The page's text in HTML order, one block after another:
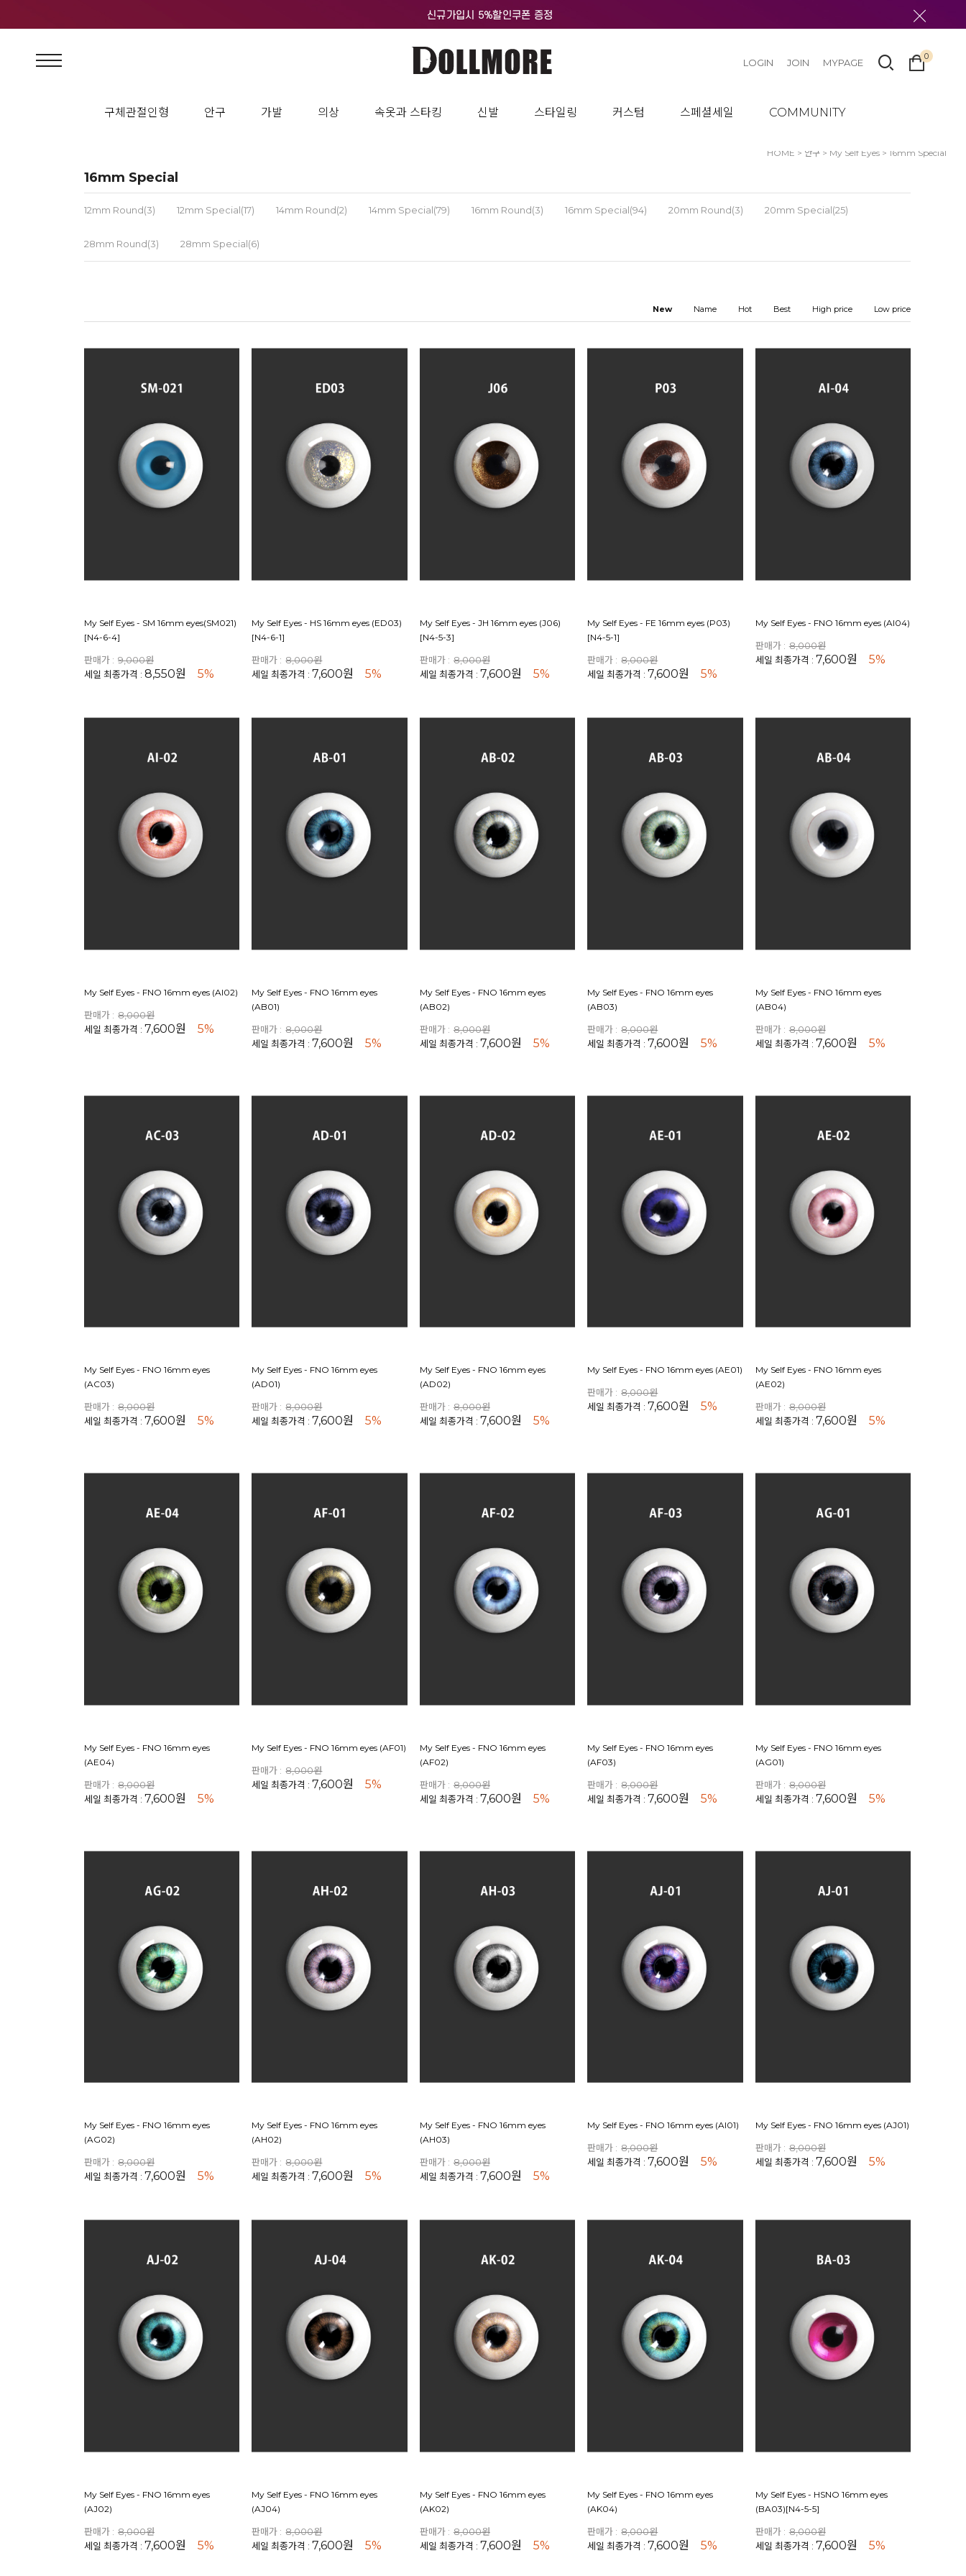
구체관절인형 안구 가발 의상 속옷과 스타킹 신발 스타일링 커스텀 스페셜세일 COMMUNITY
LOGIN JOIN MYPAGE
0
HOME > 안구 > My Self Eyes > 16mm Special
16mm Special
12mm Round(3) 12mm Special(17) 14mm Round(2) 14mm Special(79) 16mm Round(3) 16mm Special(94) 20mm Round(3) 20mm Special(25)
28mm Round(3) 28mm Special(6)
New Name Hot Best High price Low price
My Self Eyes - SM 16mm eyes(SM021)
[N4-6-4]
판매가 : 9,000원
세일 최종가격 : 8,550원 5%
My Self Eyes - HS 16mm eyes (ED03)
[N4-6-1]
판매가 : 8,000원
세일 최종가격 :7,600원 5%
My Self Eyes - JH 16mm eyes (J06)
[N4-5-3]
판매가 : 8,000원
세일 최종가격 : 7,600원 5%
My Self Eyes - FE 16mm eyes (P03)
[N4-5-1]
판매가 : 8,000원
세일 최종가격 :7,600원 5%
My Self Eyes - FNO 16mm eyes (AI04)
판매가 : 8,000원
세일 최종가격 : 7,600원 5%
My Self Eyes - FNO 16mm eyes (AI02)
판매가 : 8,000원
세일 최종가격 : 7,600원 5%
My Self Eyes - FNO 16mm eyes
(AB01)
판매가 : 8,000원
세일 최종가격 :7,600원 5%
My Self Eyes - FNO 16mm eyes
(AB02)
판매가 : 8,000원
세일 최종가격 : 7,600원 5%
My Self Eyes - FNO 16mm eyes
(AB03)
판매가 : 8,000원
세일 최종가격 :7,600원 5%
My Self Eyes - FNO 16mm eyes
(AB04)
판매가 : 8,000원
세일 최종가격 : 7,600원 5%
My Self Eyes - FNO 16mm eyes
(AC03)
판매가 : 8,000원
세일 최종가격 : 7,600원 5%
My Self Eyes - FNO 16mm eyes
(AD01)
판매가 : 8,000원
세일 최종가격 :7,600원 5%
My Self Eyes - FNO 16mm eyes
(AD02)
판매가 : 8,000원
세일 최종가격 : 7,600원 5%
My Self Eyes - FNO 16mm eyes (AE01)
판매가 : 8,000원
세일 최종가격 :7,600원 5%
My Self Eyes - FNO 16mm eyes
(AE02)
판매가 : 8,000원
세일 최종가격 : 7,600원 5%
My Self Eyes - FNO 16mm eyes
(AE04)
판매가 : 8,000원
세일 최종가격 : 7,600원 5%
My Self Eyes - FNO 16mm eyes (AF01)
판매가 : 8,000원
세일 최종가격 :7,600원 5%
My Self Eyes - FNO 16mm eyes
(AF02)
판매가 : 8,000원
세일 최종가격 : 7,600원 5%
My Self Eyes - FNO 16mm eyes
(AF03)
판매가 : 8,000원
세일 최종가격 :7,600원 5%
My Self Eyes - FNO 16mm eyes
(AG01)
판매가 : 8,000원
세일 최종가격 : 7,600원 5%
My Self Eyes - FNO 16mm eyes
(AG02)
판매가 : 8,000원
세일 최종가격 : 7,600원 5%
My Self Eyes - FNO 16mm eyes
(AH02)
판매가 : 8,000원
세일 최종가격 :7,600원 5%
My Self Eyes - FNO 16mm eyes
(AH03)
판매가 : 8,000원
세일 최종가격 : 7,600원 5%
My Self Eyes - FNO 16mm eyes (AI01)
판매가 : 8,000원
세일 최종가격 :7,600원 5%
My Self Eyes - FNO 16mm eyes (AJ01)
판매가 : 8,000원
세일 최종가격 : 7,600원 5%
My Self Eyes - FNO 16mm eyes
(AJ02)
판매가 : 8,000원
세일 최종가격 : 7,600원 5%
My Self Eyes - FNO 16mm eyes
(AJ04)
판매가 : 8,000원
세일 최종가격 :7,600원 5%
My Self Eyes - FNO 16mm eyes
(AK02)
판매가 : 8,000원
세일 최종가격 : 7,600원 5%
My Self Eyes - FNO 16mm eyes
(AK04)
판매가 : 8,000원
세일 최종가격 :7,600원 5%
My Self Eyes - HSNO 16mm eyes
(BA03)[N4-5-5]
판매가 : 8,000원
세일 최종가격 : 7,600원 5%